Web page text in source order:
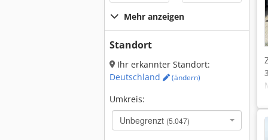
Mehr anzeigen
Standort
Ihr erkannter Standort:
Deutschland
(ändern)
Umkreis:
Unbegrenzt (5.047)